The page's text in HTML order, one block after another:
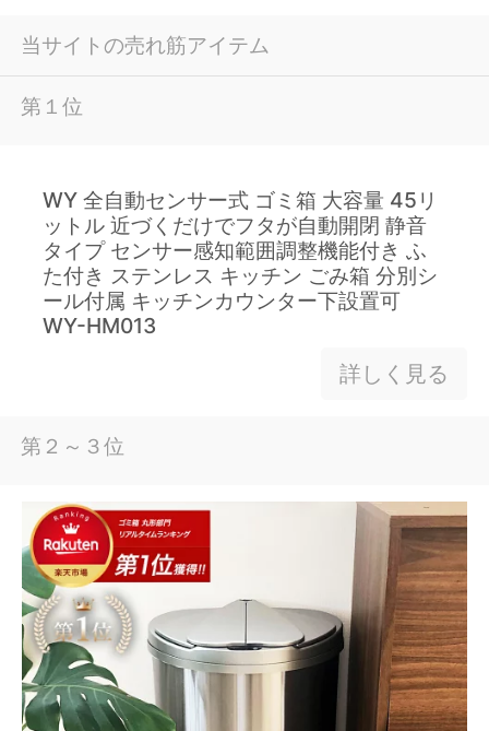
当サイトの売れ筋アイテム
第１位
WY 全自動センサー式 ゴミ箱 大容量 45リ
ットル 近づくだけでフタが自動開閉 静音
タイプ センサー感知範囲調整機能付き ふ
た付き ステンレス キッチン ごみ箱 分別シ
ール付属 キッチンカウンター下設置可
WY-HM013
詳しく見る
第２～３位